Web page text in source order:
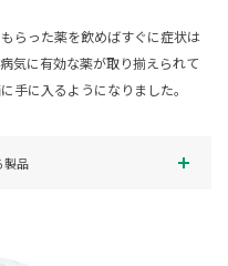
らった薬を飲めばすぐに症状は
気に有効な薬が取り揃えられて
手に入るようになりました。
製品